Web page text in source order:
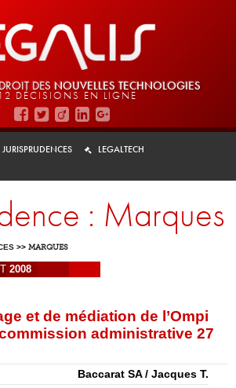
DES NOUVELLES TECHNOLOGIES
DÉCISIONS EN LIGNE
JURISPRUDENCES
LEGALTECH
: Marques
>> MARQUES
2008
et de médiation de l’Ompi
administrative 27
Baccarat SA / Jacques T.